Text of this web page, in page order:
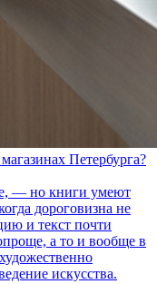
Петербурга?
— но книги умеют
дороговизна не
и текст почти
а то и вообще в
искусства.